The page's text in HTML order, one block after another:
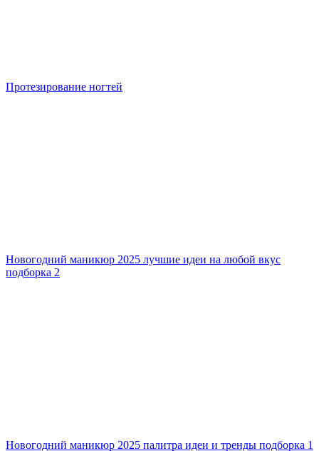
Протезирование ногтей
Новогодний маникюр 2025 лучшие идеи на любой вкус
подборка 2
Новогодний маникюр 2025 палитра идеи и тренды подборка 1